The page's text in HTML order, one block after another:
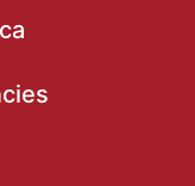
Ajuntament